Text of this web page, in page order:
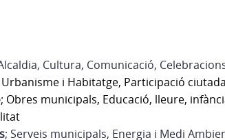
Cultura, Comunicació,
Urbanisme i Habitatge, Participació
; Obres municipals, Educació, lleure,
; Serveis municipals, Energia i Medi